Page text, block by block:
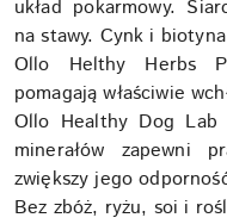
układ pokarmowy.
na stawy. Cynk i
Ollo Helthy Herbs
pomagają właściwie
Ollo Healthy Dog Lab
minerałów zapewni
zwiększy jego
Bez zbóż, ryżu, soi i